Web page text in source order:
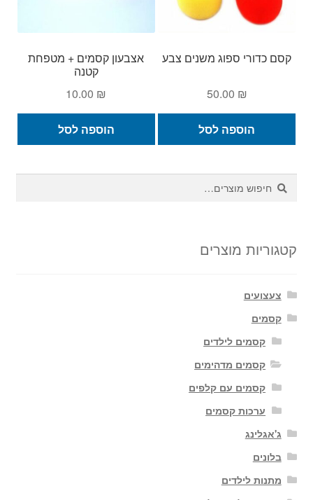
קסם כדורי ספוג משנים צבע
50.00 ₪
הוספה לסל
אצבעון קסמים + מטפחת
קטנה
10.00 ₪
הוספה לסל
חיפוש
עבור:
חיפוש
קטגוריות מוצרים
צעצועים
קסמים
קסמים לילדים
קסמים מדהימים
קסמים עם קלפים
ערכות קסמים
ג'אגלינג
בלונים
מתנות לילדים